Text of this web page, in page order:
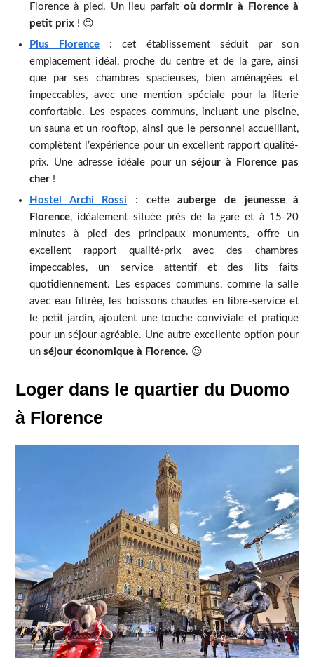
Florence à pied. Un lieu parfait où dormir à Florence à
petit prix! 😉
Plus Florence : cet établissement séduit par son
emplacement idéal, proche du centre et de la gare, ainsi
que par ses chambres spacieuses, bien aménagées et
impeccables, avec une mention spéciale pour la literie
confortable. Les espaces communs, incluant une piscine,
un sauna et un rooftop, ainsi que le personnel accueillant,
complètent l’expérience pour un excellent rapport qualité-
prix. Une adresse idéale pour unséjour à Florence pas
cher!
Hostel Archi Rossi : cetteauberge de jeunesse à
Florence, idéalement située près de la gare et à 15-20
minutes à pied des principaux monuments, offre un
excellent rapport qualité-prix avec des chambres
impeccables, un service attentif et des lits faits
quotidiennement. Les espaces communs, comme la salle
avec eau filtrée, les boissons chaudes en libre-service et
le petit jardin, ajoutent une touche conviviale et pratique
pour un séjour agréable. Une autre excellente option pour
un séjour économique à Florence. 😉
Loger dans le quartier du Duomo
à Florence